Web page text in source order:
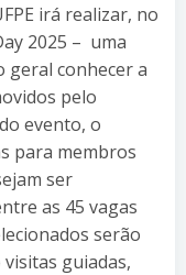
irá realizar, no
2025 – uma
conhecer a
pelo
evento, o
para membros
ser
as 45 vagas
serão
guiadas,